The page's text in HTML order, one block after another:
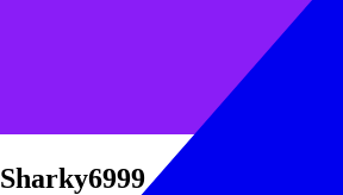
Sharky6999